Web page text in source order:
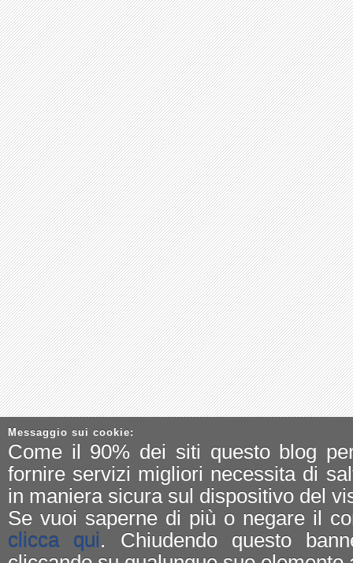
Messaggio sui cookie:
Come il 90% dei siti questo blog
fornire servizi migliori necessita di
in maniera sicura sul dispositivo del
Se vuoi saperne di più o negare il
clicca qui. Chiudendo questo